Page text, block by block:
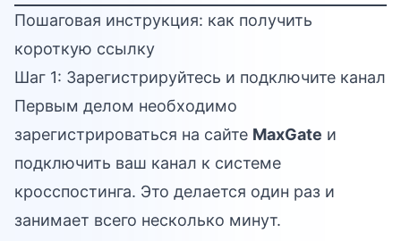
Пошаговая инструкция: как получить
короткую ссылку
Шаг 1: Зарегистрируйтесь и подключите канал
Первым делом необходимо
зарегистрироваться на сайте MaxGate и
подключить ваш канал к системе
кросспостинга. Это делается один раз и
занимает всего несколько минут.